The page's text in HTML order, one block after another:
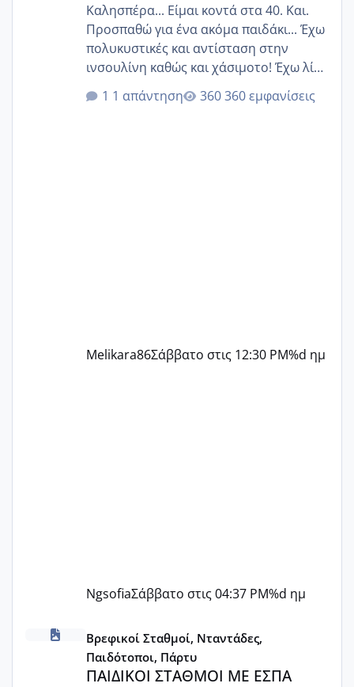
Καλησπέρα... Είμαι κοντά στα 40. Και.
Προσπαθώ για ένα ακόμα παιδάκι... Έχω
πολυκυστικές και αντίσταση στην
ινσουλίνη καθώς και χάσιμοτο! Έχω λίγα
κιλά παραπάνω και όσο κ αν προσπαθώ
δεν χάνω εύκολα! Προσπαθώ για ακόμη
1 απάντηση 360 εμφανίσεις
Melikara86Σάββατο στις 12:30 PM%d ημ
NgsofiaΣάββατο στις 04:37 PM%d ημ
ΠΑΙΔΙΚΟΙ ΣΤΑΘΜΟΙ ΜΕ ΕΣΠΑ
Βρεφικοί Σταθμοί, Νταντάδες,
Παιδότοποι, Πάρτυ
ΠΑΙΔΙΚΟΙ ΣΤΑΘΜΟΙ ΜΕ ΕΣΠΑ